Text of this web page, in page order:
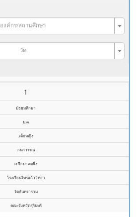
องค์กร/สถานศึกษา
วัด
1
มัธยมศึกษา
ม.๓
เด็กหญิง
กนกวรรณ
เปรียบยอดยิ่ง
โรงเรียนไทรแก้ววิทยา
วัดกันทราราม
คณะจังหวัดสุรินทร์